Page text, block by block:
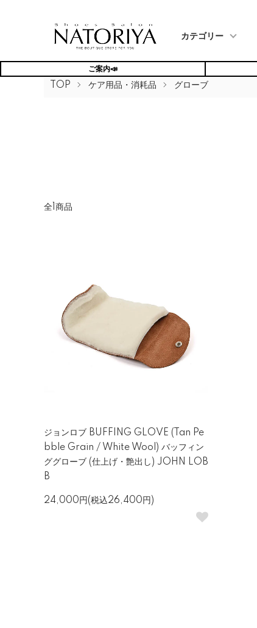
カテゴリー
ご案内📣
TOP ケア用品・消耗品 グローブ
全1商品
ジョンロブ BUFFING GLOVE (Tan Pe
bble Grain / White Wool) バッフィン
ググローブ (仕上げ・艶出し) JOHN LOB
B
24,000円(税込26,400円)